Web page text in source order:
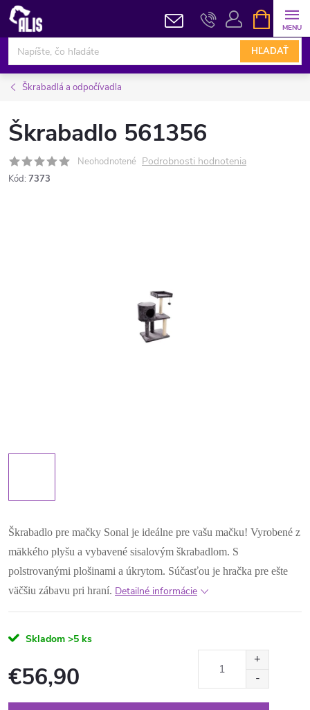
Prejsť
obsah
HĽADAŤ
KOŠÍK
Škrabadlá a odpočívadla
Škrabadlo 561356
Neohodnotené Podrobnosti hodnotenia
Kód: 7373
Škrabadlo pre mačky Sonal je ideálne pre vašu mačku! Vyrobené z
mäkkého plyšu a vybavené sisalovým škrabadlom. S
polstrovanými plošinami a úkrytom. Súčasťou je hračka pre ešte
väčšiu zábavu pri hraní. Detailné informácie
Skladom >5 ks
€56,90